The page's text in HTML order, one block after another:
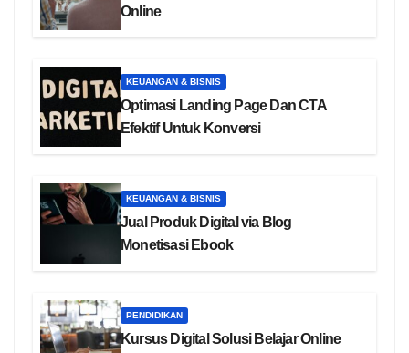
Online
KEUANGAN & BISNIS
Optimasi Landing Page Dan CTA
Efektif Untuk Konversi
KEUANGAN & BISNIS
Jual Produk Digital via Blog
Monetisasi Ebook
PENDIDIKAN
Kursus Digital Solusi Belajar Online